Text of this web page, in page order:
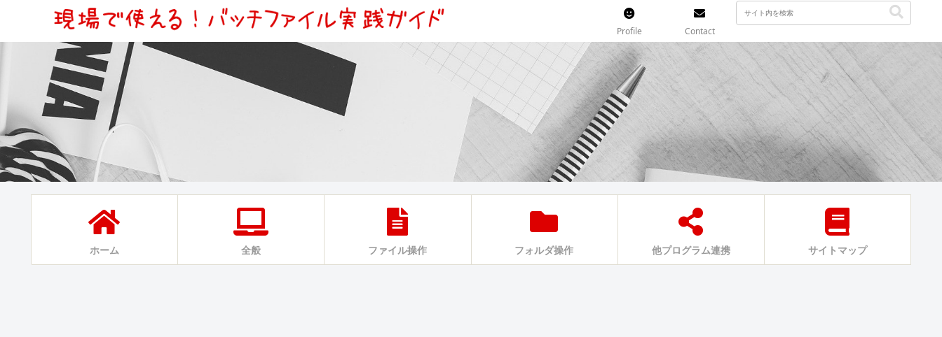
Profile Contact
ホーム 全般 ファイル操作 フォルダ操作 他プログラム連携 サイトマップ